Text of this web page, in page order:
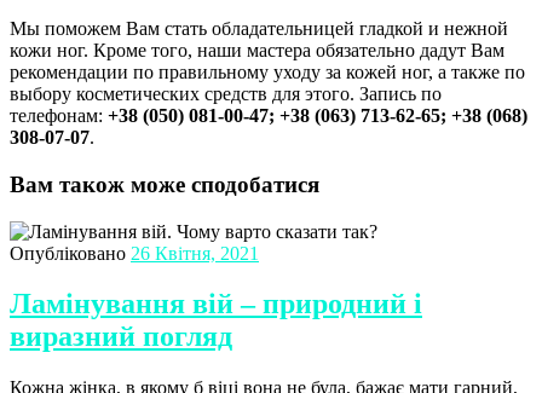
Мы поможем Вам стать обладательницей гладкой и нежной
кожи ног. Кроме того, наши мастера обязательно дадут Вам
рекомендации по правильному уходу за кожей ног, а также по
выбору косметических средств для этого. Запись по
телефонам: +38 (050) 081-00-47; +38 (063) 713-62-65; +38 (068)
308-07-07.
Вам також може сподобатися
Опубліковано 26 Квітня, 2021
Ламінування вій – природний і
виразний погляд
Кожна жінка, в якому б віці вона не була, бажає мати гарний,